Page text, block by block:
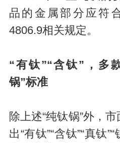
品的金属部分应符
4806.9相关规定。
“有钛”“含钛”，多
锅”标准
除上述“纯钛锅”外，
出“有钛”“含钛”“真钛